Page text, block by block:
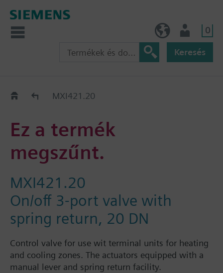
0
Keresés
Régi-Új Kiváltási segédlet
MXI421.20
Ez a termék
megszűnt.
MXI421.20
On/off 3-port valve with
spring return, 20 DN
Control valve for use wit terminal units for heating
and cooling zones. The actuators equipped with a
manual lever and spring return facility.